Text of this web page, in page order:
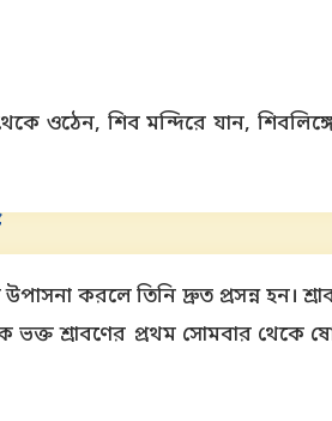
ওঠেন, শিব মন্দিরে যান,
করলে তিনি দ্রুত প্রসন্ন হন।
শ্রাবণের প্রথম সোমবার থেকে